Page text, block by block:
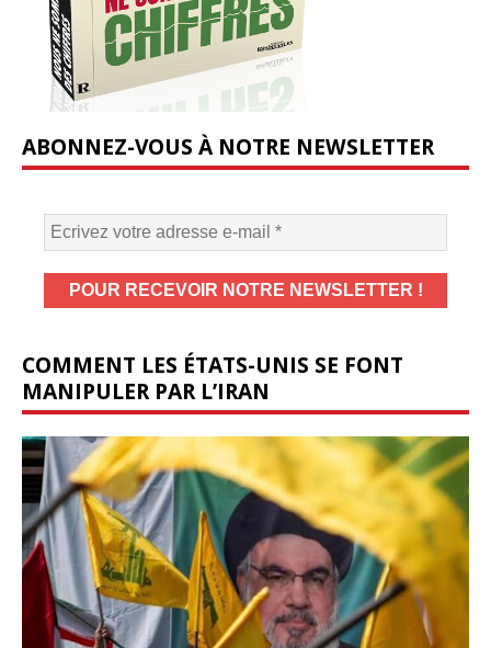
ABONNEZ-VOUS À NOTRE NEWSLETTER
COMMENT LES ÉTATS-UNIS SE FONT
MANIPULER PAR L’IRAN